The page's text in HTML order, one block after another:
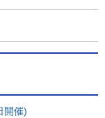
開催)